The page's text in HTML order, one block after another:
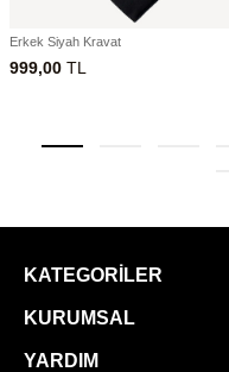
Erkek Siyah Kravat
999,00 TL
KATEGORILER
KURUMSAL
YARDIM